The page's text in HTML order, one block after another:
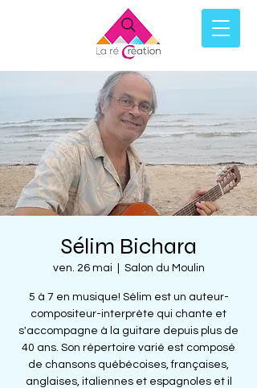
Sélim Bichara
ven. 26 mai Salon du Moulin
5 à 7 en musique! Sélim est un auteur-
compositeur-interprète qui chante et
s'accompagne à la guitare depuis plus de
40 ans. Son répertoire varié est composé
de chansons québécoises, françaises,
anglaises, italiennes et espagnoles et il